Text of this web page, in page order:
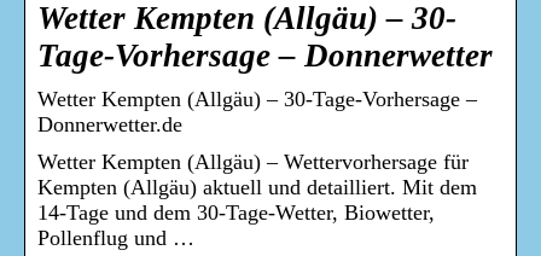
Wetter Kempten (Allgäu) – 30-
Tage-Vorhersage – Donnerwetter
Wetter Kempten (Allgäu) – 30-Tage-Vorhersage –
Donnerwetter.de
Wetter Kempten (Allgäu) – Wettervorhersage für
Kempten (Allgäu) aktuell und detailliert. Mit dem
14-Tage und dem 30-Tage-Wetter, Biowetter,
Pollenflug und …